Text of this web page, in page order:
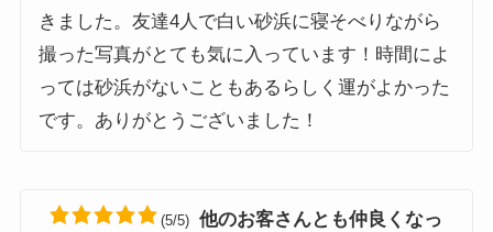
きました。友達4人で白い砂浜に寝そべりながら
撮った写真がとても気に入っています！時間によ
っては砂浜がないこともあるらしく運がよかった
です。ありがとうございました！
(5/5) 他のお客さんとも仲良くなっ